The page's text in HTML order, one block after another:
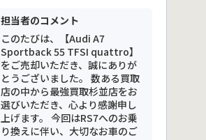
担当者のコメント
このたびは、【Audi A7
Sportback 55 TFSI quattro】
をご売却いただき、誠にありが
とうございました。 数ある買取
店の中から最強買取杉並店をお
選びいただき、心より感謝申し
上げます。 今回はRS7へのお乗
り換えに伴い、大切なお車のご